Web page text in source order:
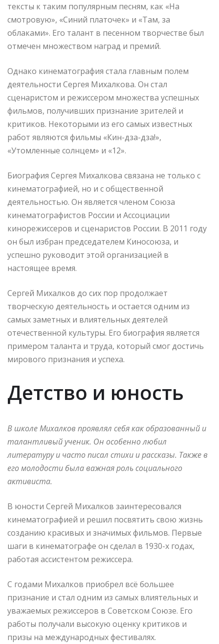
тексты к таким популярным песням, как «На
смотровую», «Синий платочек» и «Там, за
облаками». Его талант в песенном творчестве был
отмечен множеством наград и премий.
Однако кинематография стала главным полем
деятельности Сергея Михалкова. Он стал
сценаристом и режиссером множества успешных
фильмов, получивших признание зрителей и
критиков. Некоторыми из его самых известных
работ являются фильмы «Кин-дза-дза!»,
«Утомленные солнцем» и «12».
Биография Сергея Михалкова связана не только с
кинематографией, но и с общественной
деятельностью. Он является членом Союза
кинематографистов России и Ассоциации
кинорежиссеров и сценаристов России. В 2011 году
он был избран председателем Киносоюза, и
успешно руководит этой организацией в
настоящее время.
Сергей Михалков до сих пор продолжает
творческую деятельность и остается одним из
самых заметных и влиятельных деятелей
отечественной культуры. Его биография является
примером таланта и труда, который смог достичь
мирового признания и успеха.
Детство и юность
В школе Михалков проявлял себя как образованный и
талантливый ученик. Он особенно любил
литературу и часто писал стихи и рассказы. Также в
его молодости была важная роль социального
активиста.
В юности Сергей Михалков заинтересовался
кинематографией и решил посвятить свою жизнь
созданию красивых и значимых фильмов. Первые
шаги в кинематографе он сделал в 1930-х годах,
работая ассистентом режиссера.
С годами Михалков приобрел всё большее
признание и стал одним из самых влиятельных и
уважаемых режиссеров в Советском Союзе. Его
работы получали высокую оценку критиков и
призы на международных фестивалях.